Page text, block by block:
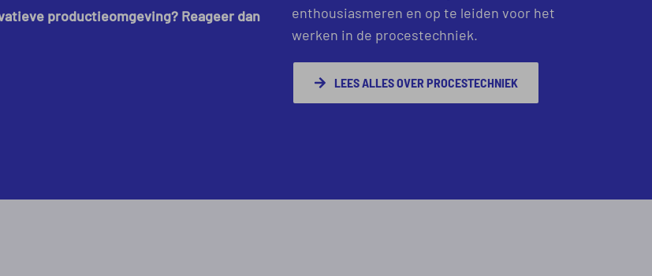
productieomgeving? Reageer dan
enthousiasmeren en op te leiden voor het
werken in de procestechniek.
LEES ALLES OVER PROCESTECHNIEK